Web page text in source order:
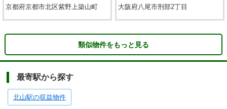
京都府京都市北区紫野上築山町 大阪府八尾市刑部2丁目
類似物件をもっと見る
最寄駅から探す
北山駅の収益物件